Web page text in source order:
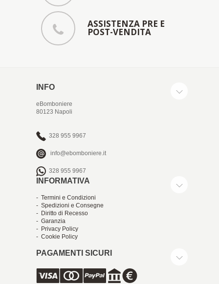
ASSISTENZA PRE E
POST-VENDITA
INFO
eBomboniere
80123 Napoli
328 955 9967
info@ebomboniere.it
328 955 9967
INFORMATIVA
- Termini e Condizioni
- Spedizioni e Consegne
- Diritto di Recesso
- Garanzia
- Privacy Policy
- Cookie Policy
PAGAMENTI SICURI